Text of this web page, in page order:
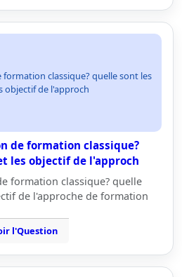
classique? quelle sont les
objectif de l'approch
de formation classique?
les objectif de l'approch
formation classique? quelle
de l'approche de formation
l'Question